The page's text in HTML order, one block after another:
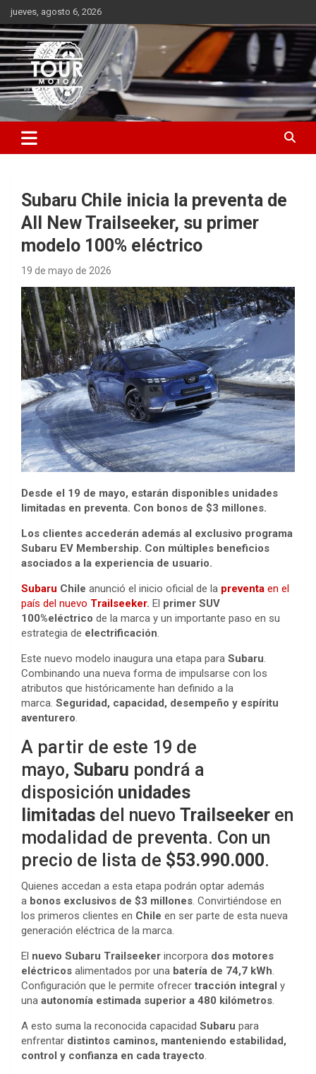
Saltar
al
contenido
jueves, agosto 6, 2026
Tour Motor
Plataforma de contenido audiovisual para el sector automotriz
Subaru Chile inicia la preventa de
All New Trailseeker, su primer
modelo 100% eléctrico
19 de mayo de 2026
Desde el 19 de mayo, estarán disponibles unidades
limitadas en preventa. Con bonos de $3 millones.
Los clientes accederán además al exclusivo programa
Subaru EV Membership. Con múltiples beneficios
asociados a la experiencia de usuario.
Subaru Chile anunció el inicio oficial de la preventa en el
país del nuevo Trailseeker. El primer SUV
100%eléctrico de la marca y un importante paso en su
estrategia de electrificación.
Este nuevo modelo inaugura una etapa para Subaru.
Combinando una nueva forma de impulsarse con los
atributos que históricamente han definido a la
marca. Seguridad, capacidad, desempeño y espíritu
aventurero.
A partir de este 19 de
mayo, Subaru pondrá a
disposición unidades
limitadas del nuevo Trailseeker en
modalidad de preventa. Con un
precio de lista de $53.990.000.
Quienes accedan a esta etapa podrán optar además
a bonos exclusivos de $3 millones. Convirtiéndose en
los primeros clientes en Chile en ser parte de esta nueva
generación eléctrica de la marca.
El nuevo Subaru Trailseeker incorpora dos motores
eléctricos alimentados por una batería de 74,7 kWh.
Configuración que le permite ofrecertracción integral y
una autonomía estimada superior a 480 kilómetros.
A esto suma la reconocida capacidad Subaru para
enfrentar distintos caminos, manteniendo estabilidad,
control y confianza en cada trayecto.